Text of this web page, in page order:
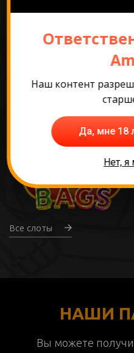
Все слоты
НАШИ
Вы можете
Наш контент
Да, мне 18
Нет,